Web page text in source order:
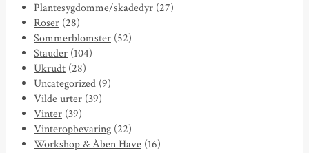
Plantesygdomme/skadedyr (27)
Roser (28)
Sommerblomster (52)
Stauder (104)
Ukrudt (28)
Uncategorized (9)
Vilde urter (39)
Vinter (39)
Vinteropbevaring (22)
Workshop & Åben Have (16)